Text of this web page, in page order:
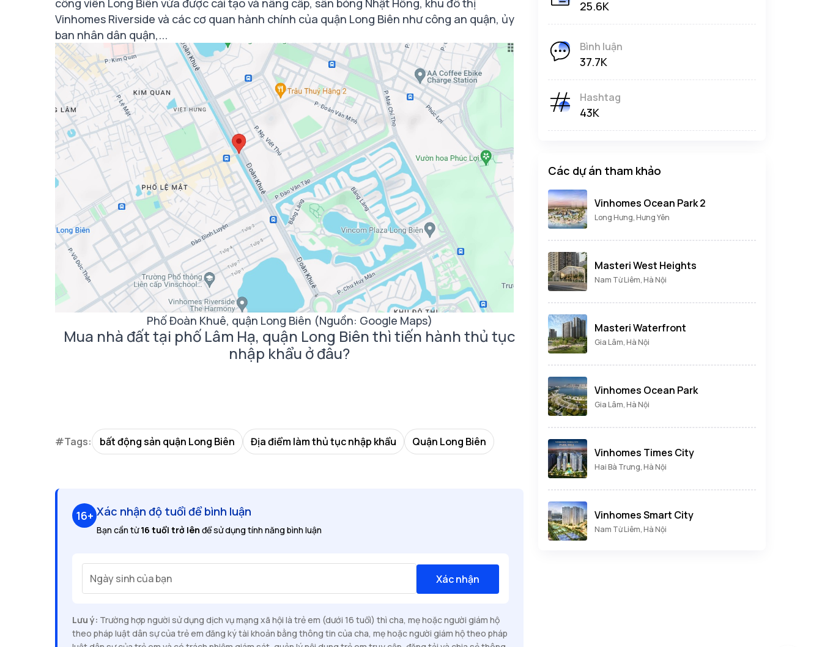
công viên Long Biên vừa được cải tạo và nâng cấp, sân bóng Nhật Hồng, khu đô thị
Vinhomes Riverside và các cơ quan hành chính của quận Long Biên như công an quận, ủy
ban nhân dân quận,...
Phố Đoàn Khuê, quận Long Biên (Nguồn: Google Maps)
Mua nhà đất tại phố Lâm Hạ, quận Long Biên thì tiến hành thủ tục
nhập khẩu ở đâu?
#Tags: bất động sản quận Long Biên Địa điểm làm thủ tục nhập khẩu Quận Long Biên
16+ Xác nhận độ tuổi để bình luận
Bạn cần từ16 tuổi trở lên để sử dụng tính năng bình luận
Ngày sinh của bạn Xác nhận
Lưu ý: Trường hợp người sử dụng dịch vụ mạng xã hội là trẻ em (dưới 16 tuổi) thì cha, mẹ hoặc người giám hộ
theo pháp luật dân sự của trẻ em đăng ký tài khoản bằng thông tin của cha, mẹ hoặc người giám hộ theo pháp
25.6K
Bình luận
37.7K
Hashtag
43K
Các dự án tham khảo
Vinhomes Ocean Park 2
Long Hưng, Hưng Yên
Masteri West Heights
Nam Từ Liêm, Hà Nội
Masteri Waterfront
Gia Lâm, Hà Nội
Vinhomes Ocean Park
Gia Lâm, Hà Nội
Vinhomes Times City
Hai Bà Trưng, Hà Nội
Vinhomes Smart City
Nam Từ Liêm, Hà Nội